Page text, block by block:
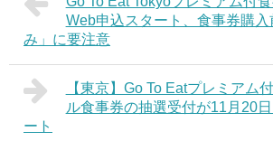
Web申込スタート、食事券購
み」に要注意
【東京】Go To Eatプレミアム
ル食事券の抽選受付が11月20
ート